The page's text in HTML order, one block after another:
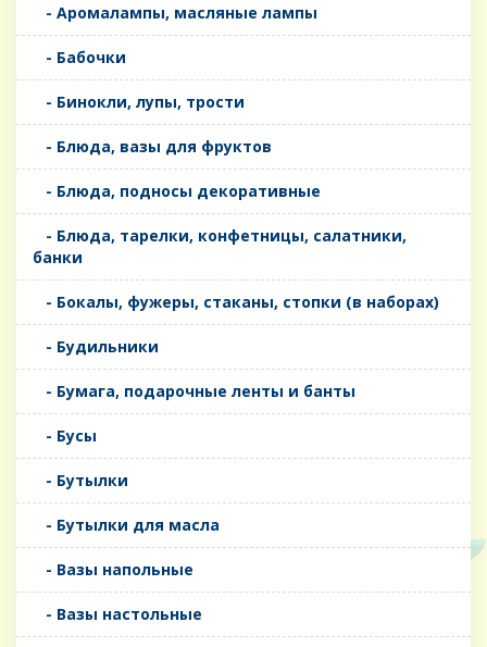
- Аромалампы, масляные лампы
- Бабочки
- Бинокли, лупы, трости
- Блюда, вазы для фруктов
- Блюда, подносы декоративные
- Блюда, тарелки, конфетницы, салатники,
банки
- Бокалы, фужеры, стаканы, стопки (в наборах)
- Будильники
- Бумага, подарочные ленты и банты
- Бусы
- Бутылки
- Бутылки для масла
- Вазы напольные
- Вазы настольные